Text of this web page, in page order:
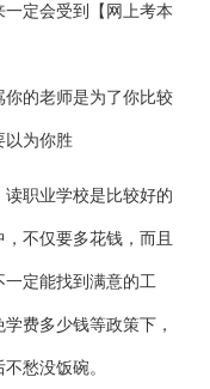
定会受到【网上考本
的老师是为了你比较
以为你胜
职业学校是比较好的
不仅要多花钱，而且
定能找到满意的工
费多少钱等政策下，
愁没饭碗。